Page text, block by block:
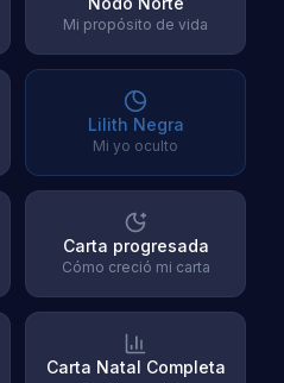
Mi propósito de vida
Lilith Negra
Mi yo oculto
Carta progresada
Cómo creció mi carta
Carta Natal Completa